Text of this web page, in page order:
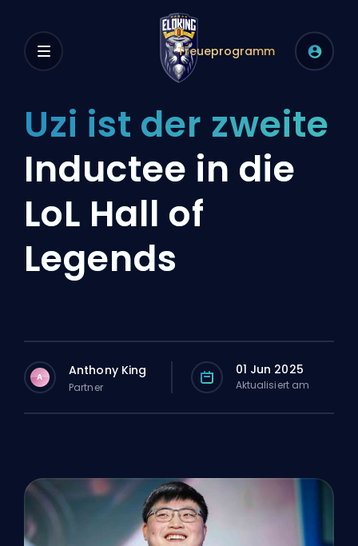
Treueprogramm
Uzi ist der zweite
Inductee in die
LoL Hall of
Legends
A Anthony King
Partner
01 Jun 2025
Aktualisiert am